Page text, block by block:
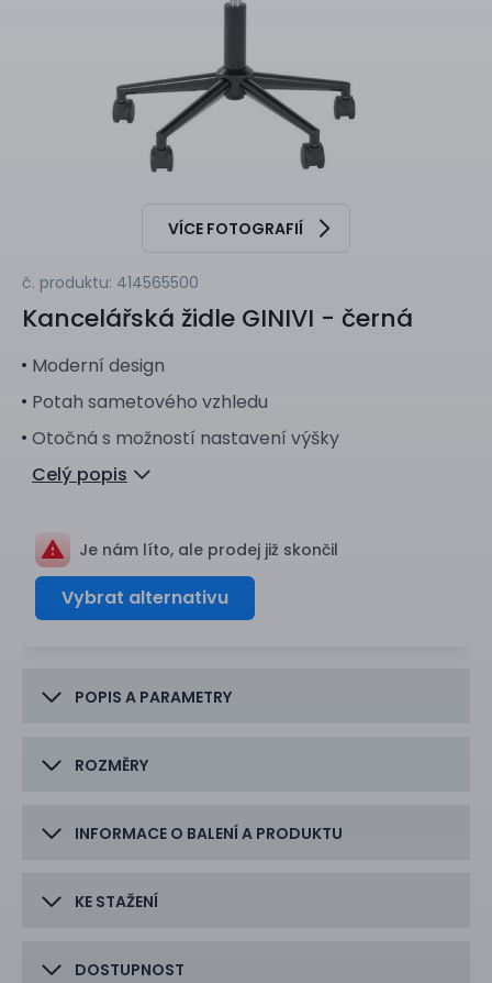
VÍCE FOTOGRAFIÍ
č. produktu: 414565500
Kancelářská židle GINIVI - černá
Moderní design
Potah sametového vzhledu
Otočná s možností nastavení výšky
Celý popis
Je nám líto, ale prodej již skončil
Vybrat alternativu
POPIS A PARAMETRY
ROZMĚRY
INFORMACE O BALENÍ A PRODUKTU
KE STAŽENÍ
DOSTUPNOST